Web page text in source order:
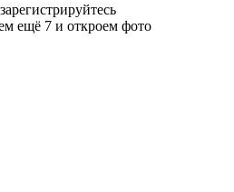
ещё 7 и откроем фото